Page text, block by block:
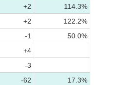
+2
114.3%
+2
122.2%
-1
50.0%
+4
-3
-62
17.3%